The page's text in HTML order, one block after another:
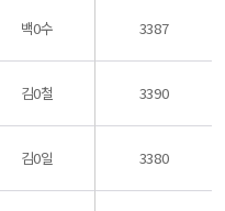
백0수 3387
김0철 3390
김0일 3380